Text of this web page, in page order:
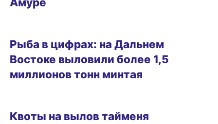
Рыба в цифрах: на Дальнем
Востоке выловили более 1,5
миллионов тонн минтая
Квоты на вылов тайменя